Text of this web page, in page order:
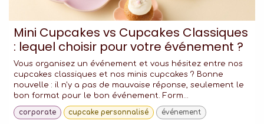
Mini Cupcakes vs Cupcakes Classiques
: lequel choisir pour votre événement ?
Vous organisez un événement et vous hésitez entre nos
cupcakes classiques et nos minis cupcakes ? Bonne
nouvelle : il n'y a pas de mauvaise réponse, seulement le
bon format pour le bon événement. Form...
corporate cupcake personnalisé événement